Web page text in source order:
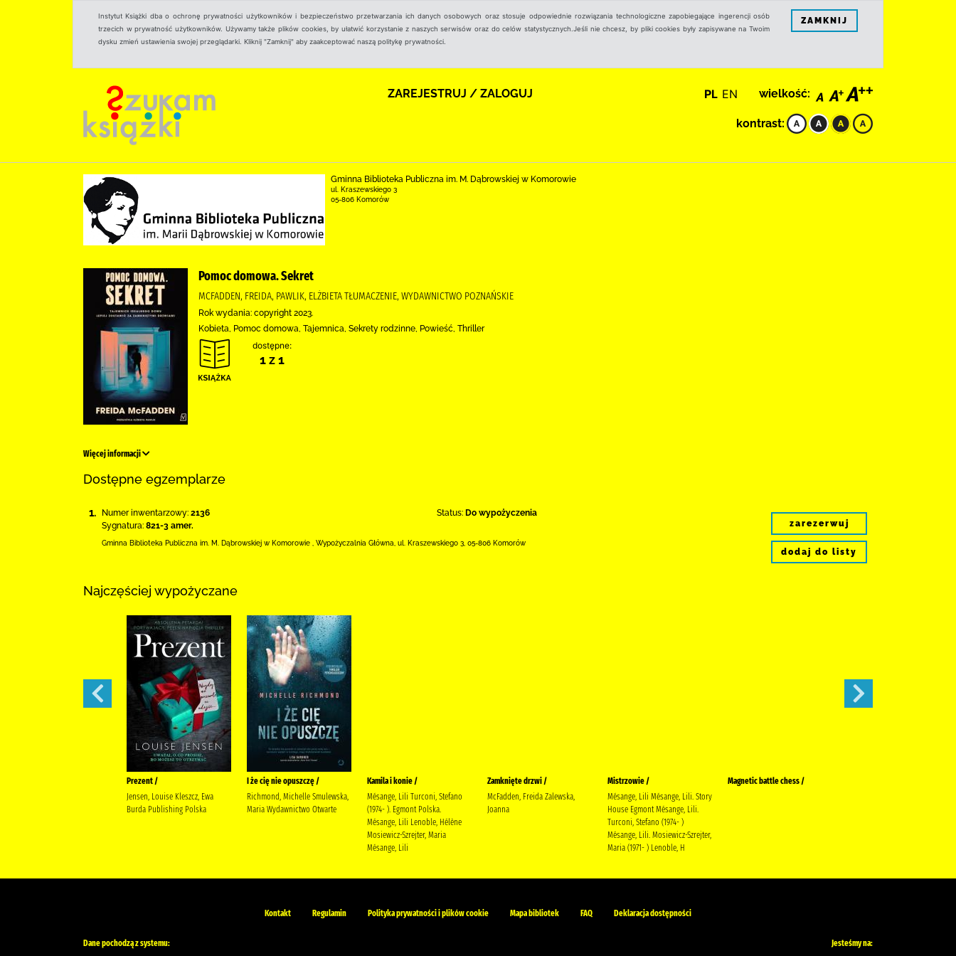
Instytut Książki dba o ochronę prywatności użytkowników i bezpieczeństwo przetwarzania ich danych osobowych oraz stosuje odpowiednie rozwiązania technologiczne zapobiegające ingerencji osób
trzecich w prywatność użytkowników. Używamy także plików cookies, by ułatwić korzystanie z naszych serwisów oraz do celów statystycznych.Jeśli nie chcesz, by pliki cookies były zapisywane na Twoim
dysku zmień ustawienia swojej przeglądarki. Kliknij "Zamknij" aby zaakceptować naszą politykę prywatności.
ZAMKNIJ
ZAREJESTRUJ / ZALOGUJ PL EN wielkość:
kontrast:
Gminna Biblioteka Publiczna im. M. Dąbrowskiej w Komorowie
ul. Kraszewskiego 3
05-806 Komorów
Pomoc domowa. Sekret
MCFADDEN, FREIDA, PAWLIK, ELŻBIETA TŁUMACZENIE, WYDAWNICTWO POZNAŃSKIE
Rok wydania: copyright 2023.
Kobieta, Pomoc domowa, Tajemnica, Sekrety rodzinne, Powieść, Thriller
dostępne:
1 z 1
Więcej informacji
Dostępne egzemplarze
1. Numer inwentarzowy: 2136
Sygnatura: 821-3 amer.
Status: Do wypożyczenia
Gminna Biblioteka Publiczna im. M. Dąbrowskiej w Komorowie Wypożyczalnia Główna, ul. Kraszewskiego 3 05-806 Komorów
zarezerwuj
dodaj do listy
Najczęściej wypożyczane
Prezent /
Jensen, Louise Kleszcz, Ewa
Burda Publishing Polska
I że cię nie opuszczę /
Richmond, Michelle Smulewska,
Maria Wydawnictwo Otwarte
Kamila i konie /
Mésange, Lili Turconi, Stefano
(1974- ). Egmont Polska.
Mésange, Lili Lenoble, Hélène
Mosiewicz-Szrejter, Maria
Mésange, Lili
Zamknięte drzwi /
McFadden, Freida Zalewska,
Joanna
Mistrzowie /
Mésange, Lili Mésange, Lili. Story
House Egmont Mésange, Lili.
Turconi, Stefano (1974- )
Mésange, Lili. Mosiewicz-Szrejter,
Maria (1971- ) Lenoble, H
Magnetic battle chess /
Kontakt Regulamin Polityka prywatności i plików cookie Mapa bibliotek FAQ Deklaracja dostępności
Dane pochodzą z systemu: Jesteśmy na: